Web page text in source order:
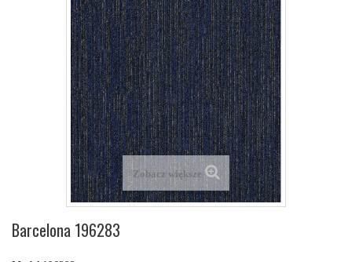
Zobacz większe
Barcelona 196283